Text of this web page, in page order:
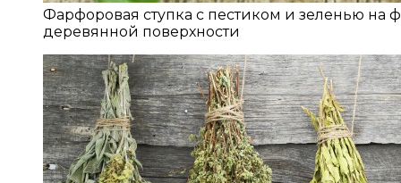
Фарфоровая ступка с пестиком и зеленью на
деревянной поверхности